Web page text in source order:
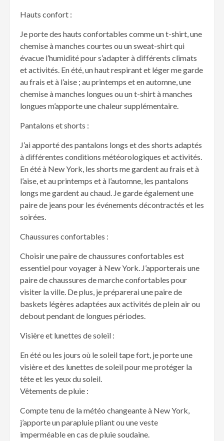
Hauts confort :
Je porte des hauts confortables comme un t-shirt, une
chemise à manches courtes ou un sweat-shirt qui
évacue l’humidité pour s’adapter à différents climats
et activités. En été, un haut respirant et léger me garde
au frais et à l’aise ; au printemps et en automne, une
chemise à manches longues ou un t-shirt à manches
longues m’apporte une chaleur supplémentaire.
Pantalons et shorts :
J’ai apporté des pantalons longs et des shorts adaptés
à différentes conditions météorologiques et activités.
En été à New York, les shorts me gardent au frais et à
l’aise, et au printemps et à l’automne, les pantalons
longs me gardent au chaud. Je garde également une
paire de jeans pour les événements décontractés et les
soirées.
Chaussures confortables :
Choisir une paire de chaussures confortables est
essentiel pour voyager à New York. J’apporterais une
paire de chaussures de marche confortables pour
visiter la ville. De plus, je préparerai une paire de
baskets légères adaptées aux activités de plein air ou
debout pendant de longues périodes.
Visière et lunettes de soleil :
En été ou les jours où le soleil tape fort, je porte une
visière et des lunettes de soleil pour me protéger la
tête et les yeux du soleil.
Vêtements de pluie :
Compte tenu de la météo changeante à New York,
j’apporte un parapluie pliant ou une veste
imperméable en cas de pluie soudaine.